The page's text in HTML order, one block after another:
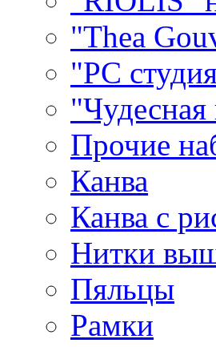
"Thea
"РС
Прочие
Канва
Канва с
Нитки
Пяльцы
Рамки